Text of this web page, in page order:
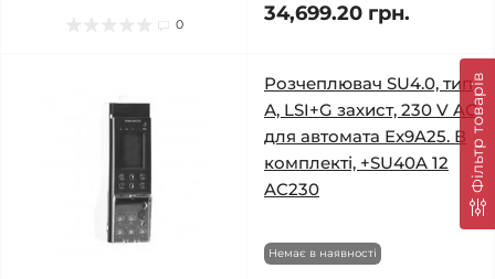
Фільтр товарів
0 34,699.20 грн.
Розчеплювач SU4.0, тип
А, LSI+G захист, 230 V AC
для автомата Ex9A25. В
комплекті, +SU40A 12
AC230
Немає в наявності